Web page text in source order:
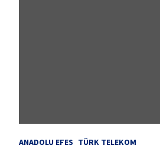
ANADOLU EFES TÜRK TELEKOM